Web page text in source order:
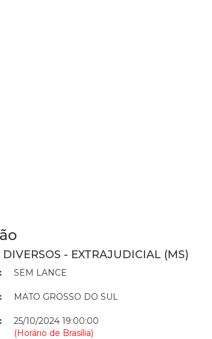
- EXTRAJUDICIAL (MS)
SEM LANCE
MATO GROSSO DO SUL
25/10/2024 19:00:00
(Horário de Brasília)